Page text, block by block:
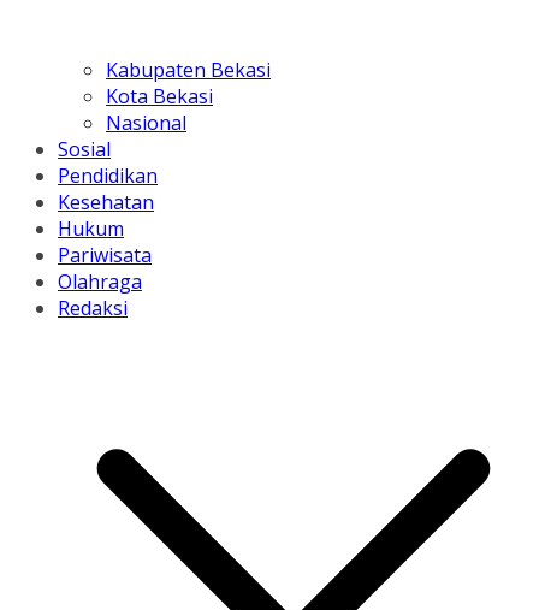
Kabupaten Bekasi
Kota Bekasi
Nasional
Sosial
Pendidikan
Kesehatan
Hukum
Pariwisata
Olahraga
Redaksi